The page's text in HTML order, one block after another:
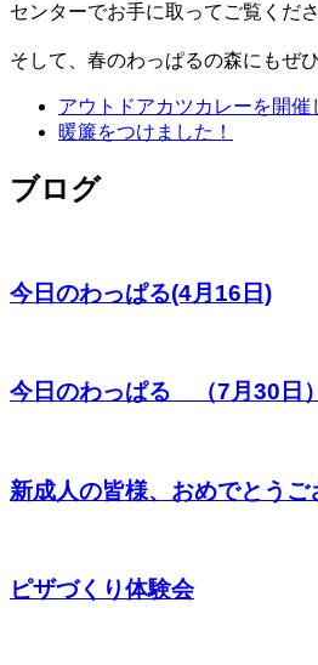
センターでお手に取ってご覧くださ
そして、春のわっぱるの森にもぜ
アウトドアカツカレーを開催
暖簾をつけました！
ブログ
今日のわっぱる(4月16日)
今日のわっぱる （7月30日）
新成人の皆様、おめでとうご
ピザづくり体験会